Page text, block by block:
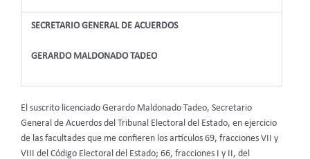
SECRETARIO GENERAL DE ACUERDOS
GERARDO MALDONADO TADEO
El suscrito licenciado Gerardo Maldonado Tadeo, Secretario
General de Acuerdos del Tribunal Electoral del Estado, en ejercicio
de las facultades que me confieren los artículos 69, fracciones VII y
VIII del Código Electoral del Estado; 66, fracciones I y II, del